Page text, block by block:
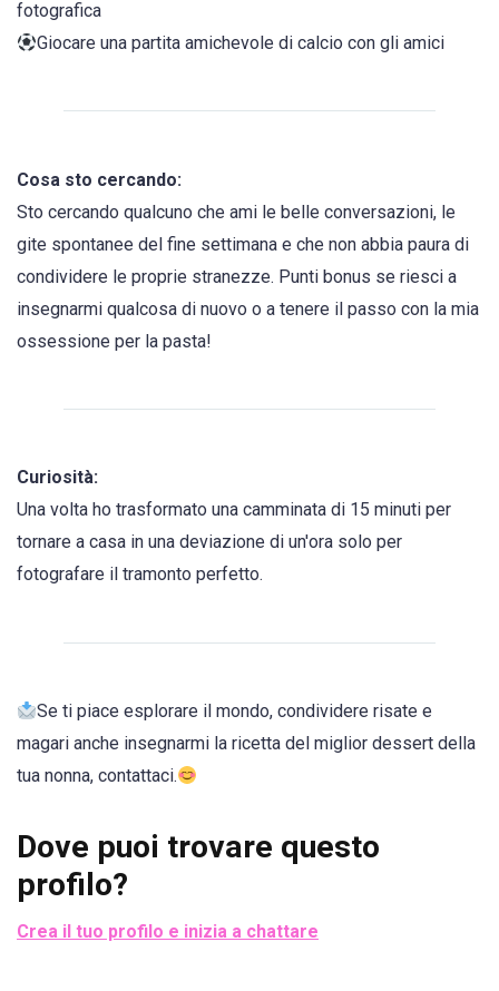
fotografica
Giocare una partita amichevole di calcio con gli amici
Cosa sto cercando:
Sto cercando qualcuno che ami le belle conversazioni, le
gite spontanee del fine settimana e che non abbia paura di
condividere le proprie stranezze. Punti bonus se riesci a
insegnarmi qualcosa di nuovo o a tenere il passo con la mia
ossessione per la pasta!
Curiosità:
Una volta ho trasformato una camminata di 15 minuti per
tornare a casa in una deviazione di un'ora solo per
fotografare il tramonto perfetto.
Se ti piace esplorare il mondo, condividere risate e
magari anche insegnarmi la ricetta del miglior dessert della
tua nonna, contattaci.
Dove puoi trovare questo
profilo?
Crea il tuo profilo e inizia a chattare